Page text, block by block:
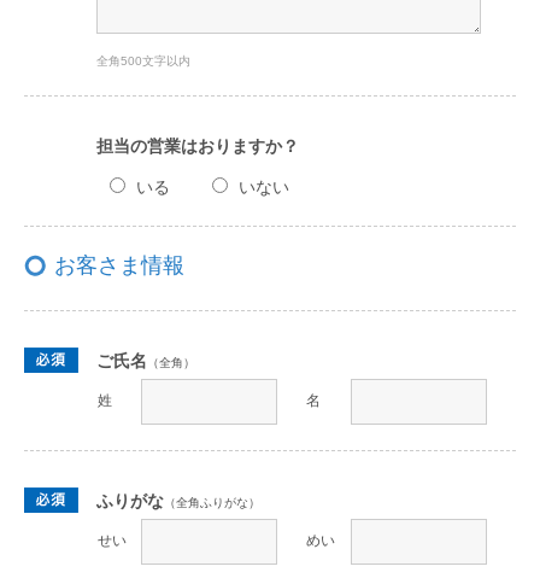
全角500文字以内
担当の営業はおりますか？
いる いない
お客さま情報
ご氏名 （全角）
姓 名
ふりがな （全角ふりがな）
せい めい